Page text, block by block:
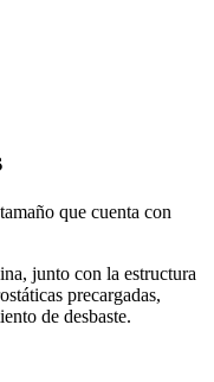
que cuenta con
junto con la estructura
precargadas,
de desbaste.